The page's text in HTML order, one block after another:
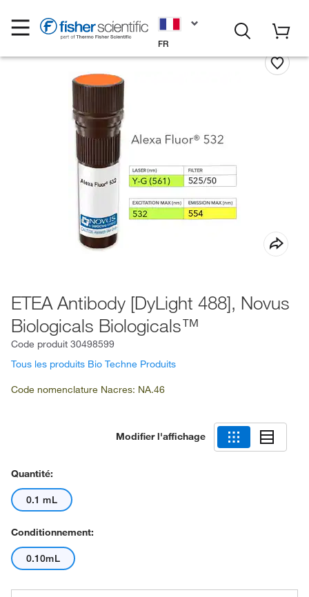
FR
ETEA Antibody [DyLight 488], Novus
Biologicals Biologicals™
Code produit 30498599
Tous les produits Bio Techne Produits
Code nomenclature Nacres: NA.46
Modifier l'affichage
Quantité:
0.1 mL
Conditionnement:
0.10mL